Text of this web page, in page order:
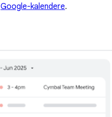
Google-kalendere.